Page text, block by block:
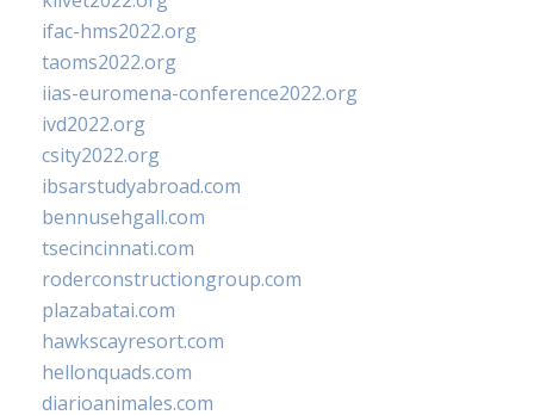
ifac-hms2022.org
taoms2022.org
iias-euromena-conference2022.org
ivd2022.org
csity2022.org
ibsarstudyabroad.com
bennusehgall.com
tsecincinnati.com
roderconstructiongroup.com
plazabatai.com
hawkscayresort.com
hellonquads.com
diarioanimales.com